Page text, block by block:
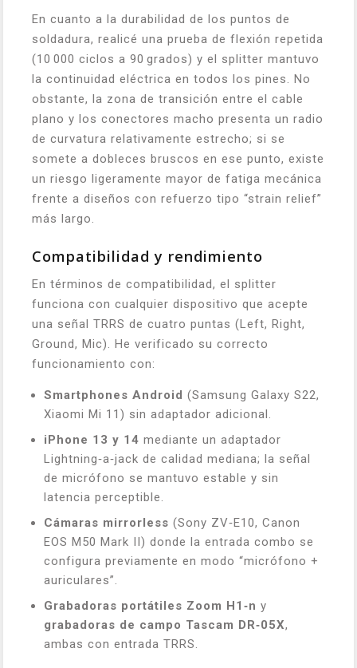
En cuanto a la durabilidad de los puntos de
soldadura, realicé una prueba de flexión repetida
(10 000 ciclos a 90 grados) y el splitter mantuvo
la continuidad eléctrica en todos los pines. No
obstante, la zona de transición entre el cable
plano y los conectores macho presenta un radio
de curvatura relativamente estrecho; si se
somete a dobleces bruscos en ese punto, existe
un riesgo ligeramente mayor de fatiga mecánica
frente a diseños con refuerzo tipo “strain relief”
más largo.
Compatibilidad y rendimiento
En términos de compatibilidad, el splitter
funciona con cualquier dispositivo que acepte
una señal TRRS de cuatro puntas (Left, Right,
Ground, Mic). He verificado su correcto
funcionamiento con:
Smartphones Android (Samsung Galaxy S22,
Xiaomi Mi 11) sin adaptador adicional.
iPhone 13 y 14 mediante un adaptador
Lightning‑a‑jack de calidad mediana; la señal
de micrófono se mantuvo estable y sin
latencia perceptible.
Cámaras mirrorless (Sony ZV‑E10, Canon
EOS M50 Mark II) donde la entrada combo se
configura previamente en modo “micrófono +
auriculares”.
Grabadoras portátiles Zoom H1‑n y
grabadoras de campo Tascam DR‑05X,
ambas con entrada TRRS.